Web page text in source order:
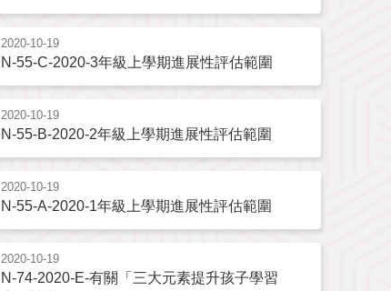
2020-10-19
N-55-C-2020-3年級上學期進展性評估範圍
2020-10-19
N-55-B-2020-2年級上學期進展性評估範圍
2020-10-19
N-55-A-2020-1年級上學期進展性評估範圍
2020-10-19
N-74-2020-E-有關「三大元素提升孩子學習